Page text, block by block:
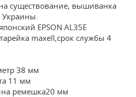
существование, вышиванка
Украины.
EPSON AL35E
maxell,срок службы 4
диаметр 38 мм
мм
мм